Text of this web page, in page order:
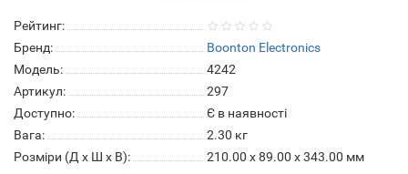
Рейтинг:
Бренд:
Boonton Electronics
Модель:
4242
Артикул:
297
Доступно:
Є в наявності
Вага:
2.30 кг
Розміри (Д x Ш x В):
210.00 x 89.00 x 343.00 мм